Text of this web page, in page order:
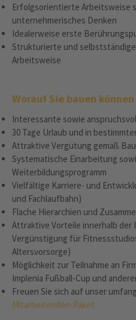
Erfolgsorientierte Arbeitsweise
unternehmerisches Denken
Idealerweise erste
Strukturierte und
Arbeitsweise
Worauf Sie bauen können
Interessante sowie
30 Tage Urlaub und in
Attraktive Vergütung gemäß
Systematische Einarbeitung
Weiterbildungsprogramm
Vielfältige Karriere- und
und Fachlaufbahn)
Flache Hierarchien und
Attraktive Vorteile innerhalb der
Vergünstigung für
Altersvorsorge)
Möglichkeit zur Teilnahme an
Implenia Fußball-Cup und
Freuen Sie sich auf unser
Mitarbeitenden-Paket